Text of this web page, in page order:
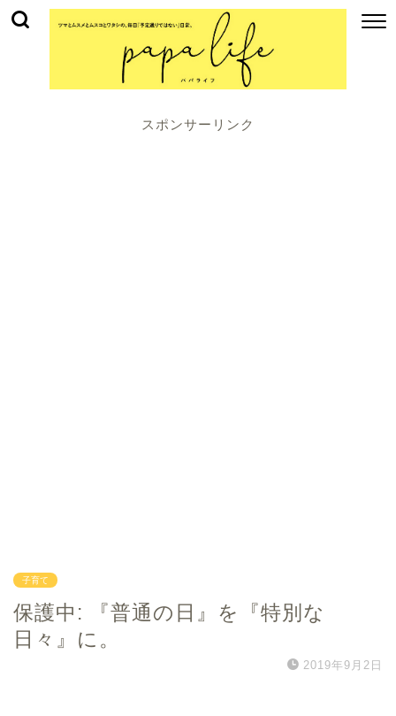
スポンサーリンク
子育て
保護中: 『普通の日』を『特別な
日々』に。
2019年9月2日